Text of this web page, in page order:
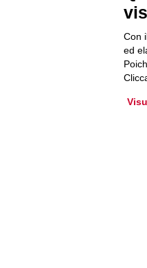
Informazioni per
Archivio Newsletter
Con
ed